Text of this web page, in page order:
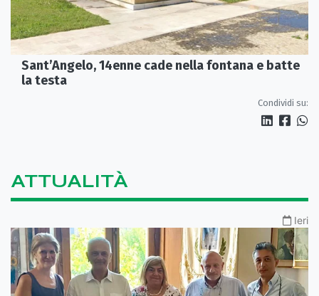
Sant’Angelo, 14enne cade nella fontana e batte
la testa
Condividi su:
ATTUALITÀ
Ieri